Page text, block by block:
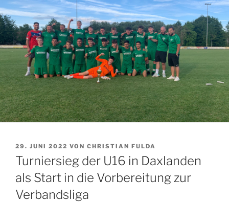
VERÖFFENTLICHT
AM
29. JUNI 2022 VON CHRISTIAN FULDA
Turniersieg der U16 in Daxlanden
als Start in die Vorbereitung zur
Verbandsliga